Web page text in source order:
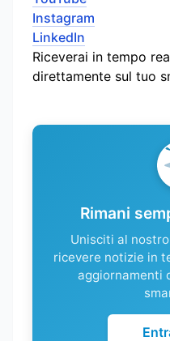
Instagram
LinkedIn
Riceverai in tempo
direttamente sul tuo
Rimani
Unisciti al
ricevere notizie in
aggiornamenti